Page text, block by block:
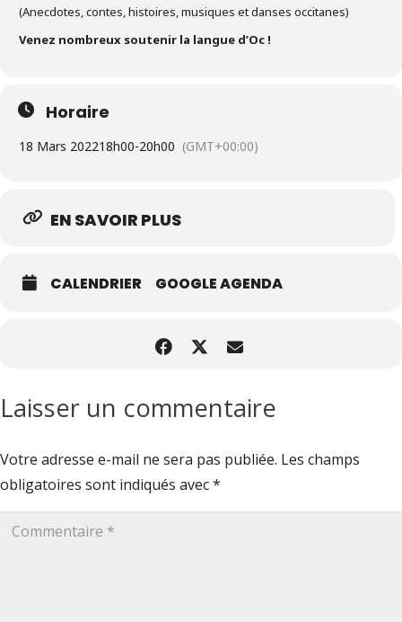
(Anecdotes, contes, histoires, musiques et danses occitanes)
Venez nombreux soutenir la langue d’Oc !
Horaire
18 Mars 202218h00-20h00 (GMT+00:00)
EN SAVOIR PLUS
CALENDRIER GOOGLE AGENDA
Laisser un commentaire
Votre adresse e-mail ne sera pas publiée. Les champs
obligatoires sont indiqués avec*